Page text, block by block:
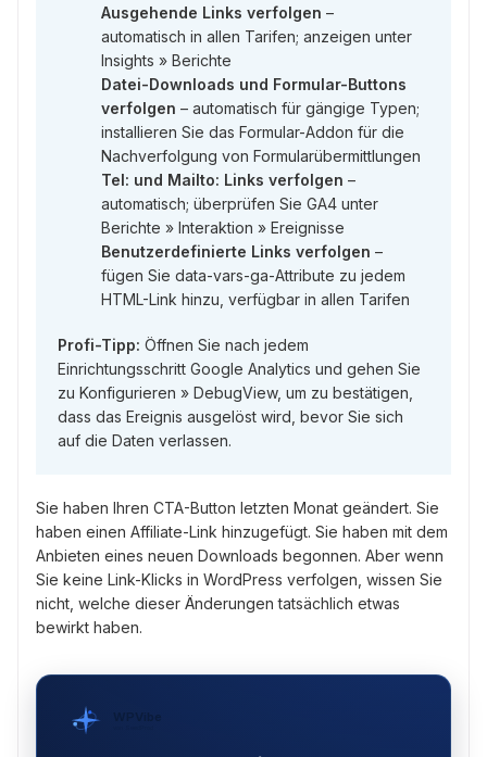
Ausgehende Links verfolgen –
automatisch in allen Tarifen; anzeigen unter
Insights » Berichte
Datei-Downloads und Formular-Buttons
verfolgen – automatisch für gängige Typen;
installieren Sie das Formular-Addon für die
Nachverfolgung von Formularübermittlungen
Tel: und Mailto: Links verfolgen –
automatisch; überprüfen Sie GA4 unter
Berichte » Interaktion » Ereignisse
Benutzerdefinierte Links verfolgen –
fügen Sie data-vars-ga-Attribute zu jedem
HTML-Link hinzu, verfügbar in allen Tarifen
Profi-Tipp: Öffnen Sie nach jedem
Einrichtungsschritt Google Analytics und gehen Sie
zu Konfigurieren » DebugView, um zu bestätigen,
dass das Ereignis ausgelöst wird, bevor Sie sich
auf die Daten verlassen.
Sie haben Ihren CTA-Button letzten Monat geändert. Sie
haben einen Affiliate-Link hinzugefügt. Sie haben mit dem
Anbieten eines neuen Downloads begonnen. Aber wenn
Sie keine Link-Klicks in WordPress verfolgen, wissen Sie
nicht, welche dieser Änderungen tatsächlich etwas
bewirkt haben.
WPVibe